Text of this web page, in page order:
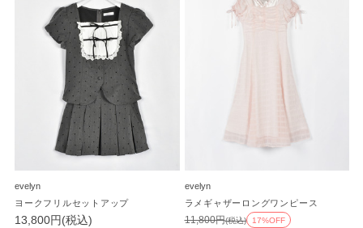
evelyn
ヨークフリルセットアップ
13,800円(税込)
evelyn
ラメギャザーロングワンピース
11,800円(税込) 17%OFF